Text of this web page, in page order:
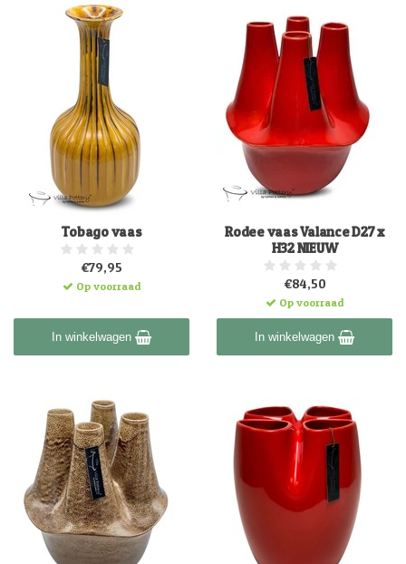
Tobago vaas
€79,95
Op voorraad
In winkelwagen
Rodee vaas Valance D27 x
H32 NIEUW
€84,50
Op voorraad
In winkelwagen